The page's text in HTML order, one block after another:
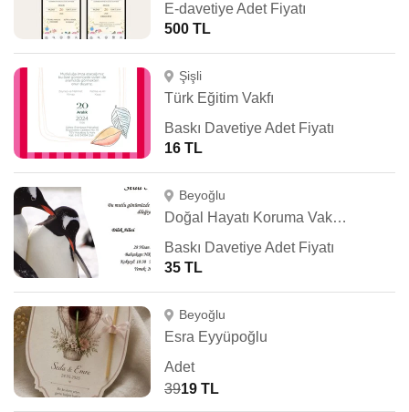
E-davetiye Adet Fiyatı
500 TL
Şişli
Türk Eğitim Vakfı
Baskı Davetiye Adet Fiyatı
16 TL
Beyoğlu
Doğal Hayatı Koruma Vakfı (WWF Türkiye)
Baskı Davetiye Adet Fiyatı
35 TL
Beyoğlu
Esra Eyyüpoğlu
Adet
3919 TL